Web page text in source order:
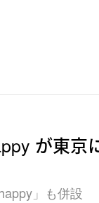
が東京
」も併設